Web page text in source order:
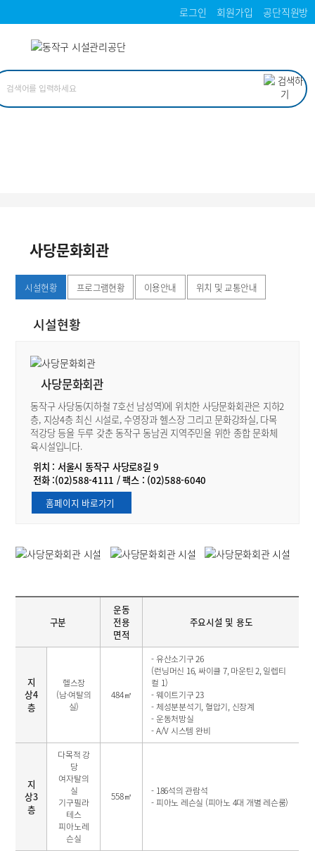
로그인 회원가입 공단직원방
사당문화회관
시설현황 프로그램현황 이용안내 위치 및 교통안내
시설현황
사당문화회관
동작구 사당동(지하철 7호선 남성역)에 위치한 사당문화회관은 지하2
층, 지상4층 최신 시설로, 수영장과 헬스장 그리고 문화강좌실, 다목
적강당 등을 두루 갖춘 동작구 동남권 지역주민을 위한 종합 문화체
육시설입니다.
위치 : 서울시 동작구 사당로8길 9
전화 :(02)588-4111 / 팩스 : (02)588-6040
홈페이지 바로가기
구분
운동
전용
면적
주요시설 및 용도
지
상4
층
헬스장
(남·여탈의
실)
484㎡
- 유산소기구 26
(런닝머신 16, 싸이클 7, 마운틴 2, 일렙티
컬 1)
- 웨이트기구 23
- 체성분분석기, 혈압기, 신장계
- 운동처방실
- A/V 시스템 완비
지
상3
층
다목적 강
당
여자탈의
실
기구필라
테스
피아노레
슨실
558㎡
- 186석의 관람석
- 피아노 레슨실 (피아노 4대 개별 레슨룸)